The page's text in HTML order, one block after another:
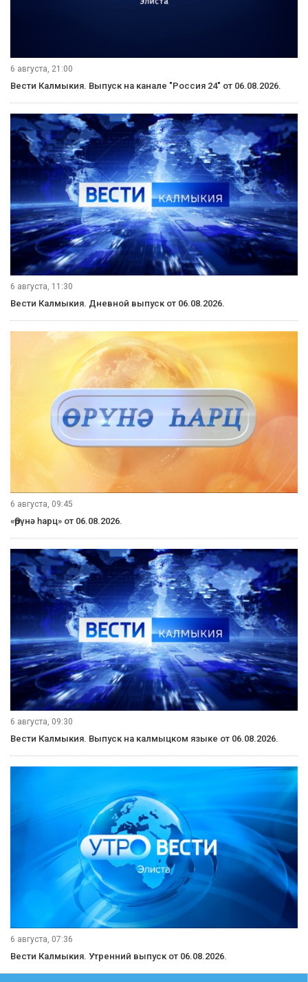
6 августа, 21:00
Вести Калмыкия. Выпуск на канале "Россия 24" от 06.08.2026.
6 августа, 11:30
Вести Калмыкия. Дневной выпуск от 06.08.2026.
6 августа, 09:45
«Өрүнә һарц» от 06.08.2026.
6 августа, 09:30
Вести Калмыкия. Выпуск на калмыцком языке от 06.08.2026.
6 августа, 07:36
Вести Калмыкия. Утренний выпуск от 06.08.2026.